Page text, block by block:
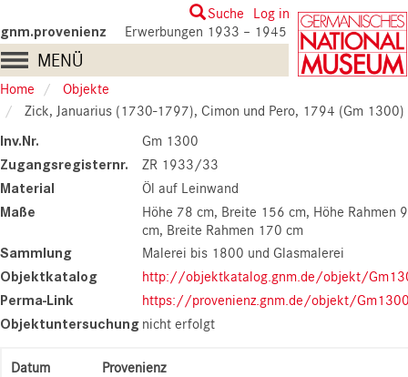
to
main
content
User
account
menu
Suche Log in
gnm.provenienz Erwerbungen 1933 – 1945
Main
navigation
MENÜ
Home
Objekte
Zick, Januarius (1730-1797), Cimon und Pero, 1794 (Gm 1300)
Inv.Nr. Gm 1300
Zugangsregisternr. ZR 1933/33
Material Öl auf Leinwand
Maße Höhe 78 cm Breite 156 cm Höhe Rahmen
cm Breite Rahmen 170 cm
Sammlung Malerei bis 1800 und Glasmalerei
Objektkatalog http://objektkatalog.gnm.de/objekt/
Perma-Link https://provenienz.gnm.de/objekt/
Objektuntersuchung nicht erfolgt
Datum Provenienz